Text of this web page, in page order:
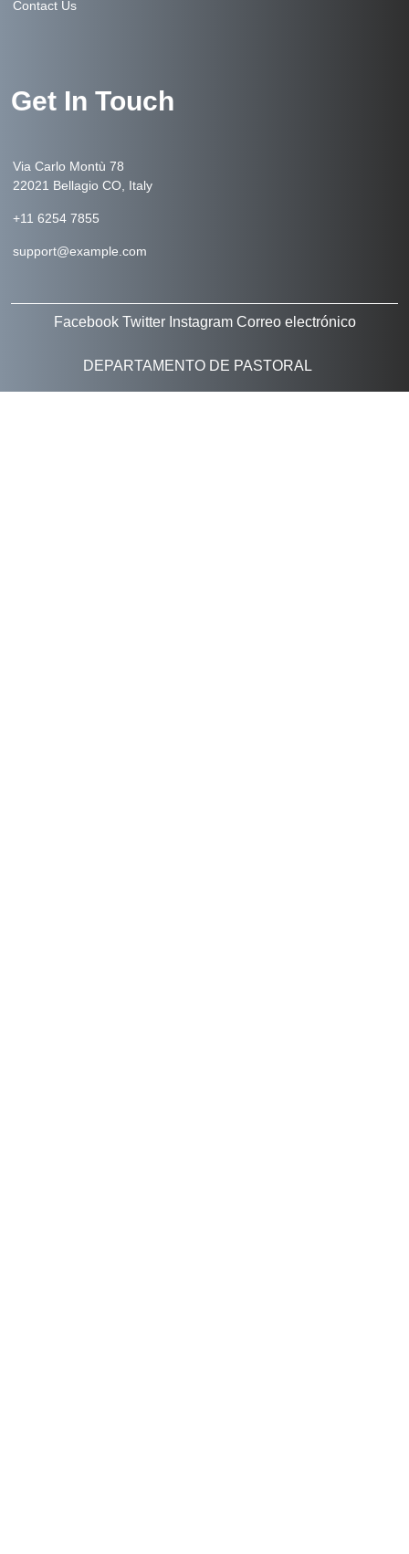
Contact Us
Get In Touch
Via Carlo Montù 78
22021 Bellagio CO, Italy
+11 6254 7855
support@example.com
Facebook Twitter Instagram Correo electrónico
DEPARTAMENTO DE PASTORAL